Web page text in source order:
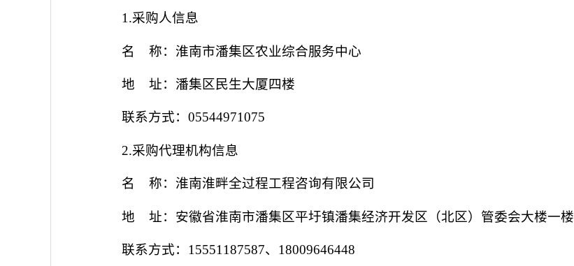
1.采购人信息
名 称：淮南市潘集区农业综合服务中心
地 址：潘集区民生大厦四楼
联系方式：05544971075
2.采购代理机构信息
名 称：淮南淮畔全过程工程咨询有限公司
地 址：安徽省淮南市潘集区平圩镇潘集经济开发区（北区）管委会大楼一楼
联系方式： 15551187587、18009646448